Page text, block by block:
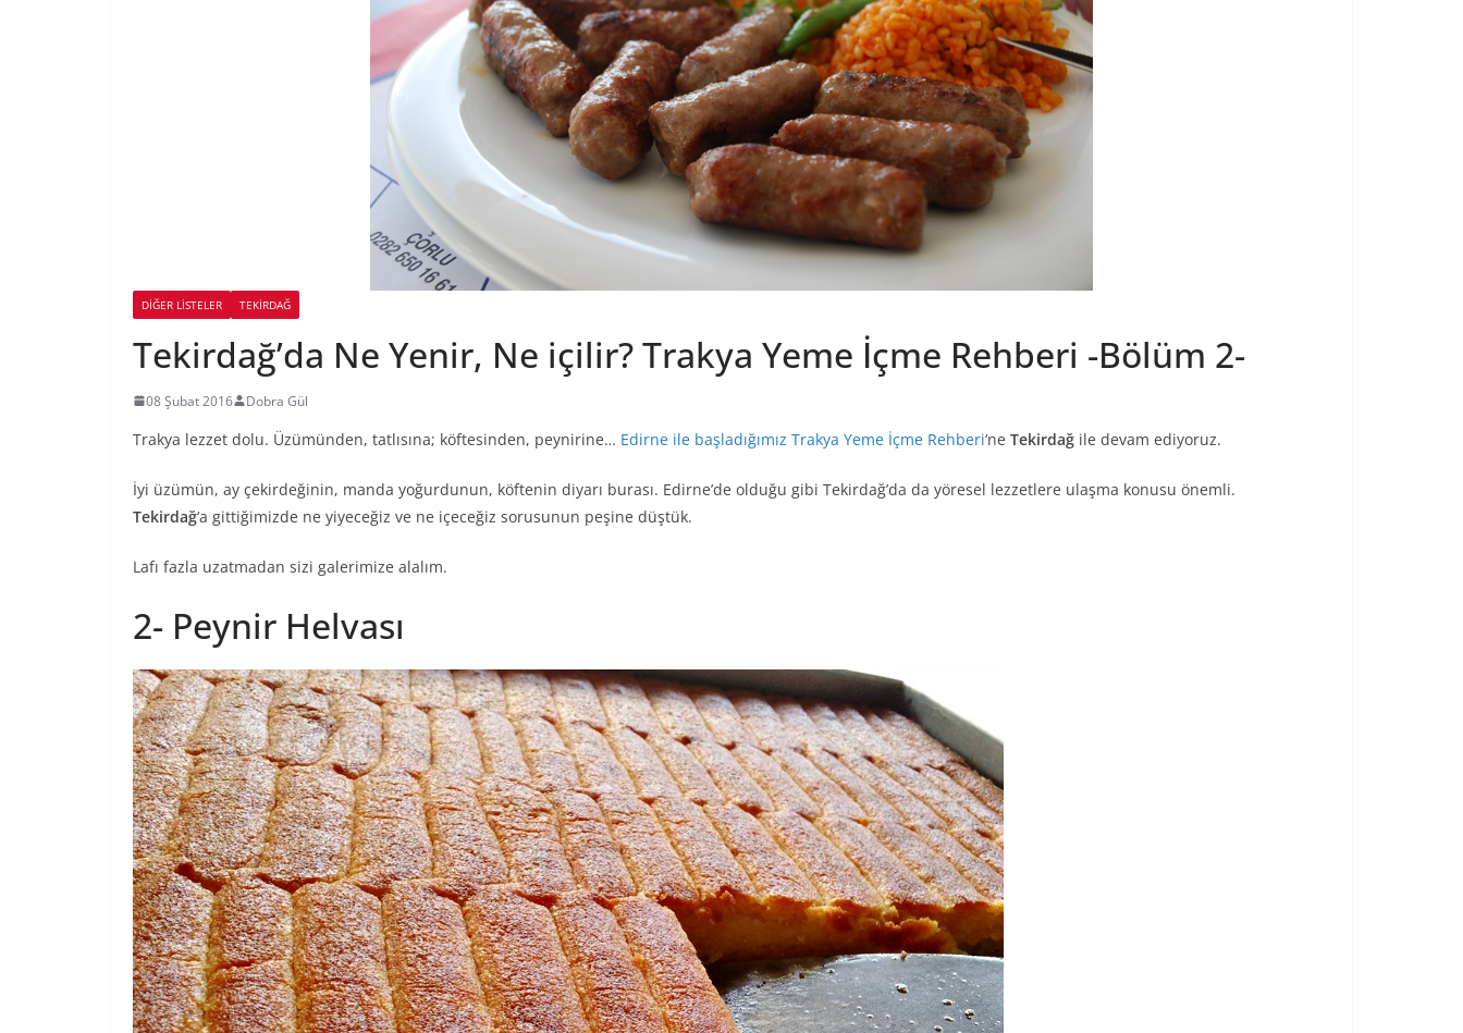
DIĞER LISTELER TEKIRDAĞ
Tekirdağ’da Ne Yenir, Ne içilir? Trakya Yeme İçme Rehberi -Bölüm 2-
08 Şubat 2016 Dobra Gül
Trakya lezzet dolu. Üzümünden, tatlısına; köftesinden, peynirine… Edirne ile başladığımız Trakya Yeme İçme Rehberi‘ne Tekirdağ ile devam ediyoruz.
İyi üzümün, ay çekirdeğinin, manda yoğurdunun, köftenin diyarı burası. Edirne’de olduğu gibi Tekirdağ’da da yöresel lezzetlere ulaşma konusu önemli.
Tekirdağ‘a gittiğimizde ne yiyeceğiz ve ne içeceğiz sorusunun peşine düştük.
Lafı fazla uzatmadan sizi galerimize alalım.
2- Peynir Helvası